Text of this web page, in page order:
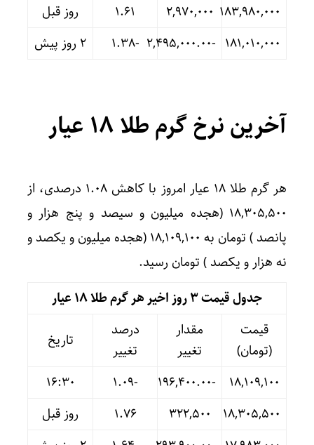
۱۸۳,۹۸۰,۰۰۰ ۲,۹۷۰,۰۰۰ ۱.۶۱
روز قبل
۱۸۱,۰۱۰,۰۰۰ -۲,۴۹۵,۰۰۰.۰۰ -۱.۳۸ ۲ روز پیش
آخرین نرخ گرم طلا ۱۸ عیار
هر گرم طلا ۱۸ عیار امروز با کاهش ۱.۰۸ درصدی، از
۱۸,۳۰۵,۵۰۰ (هجده میلیون و سیصد و پنج هزار و
پانصد ) تومان به ۱۸,۱۰۹,۱۰۰ (هجده میلیون و یکصد و
نه هزار و یکصد ) تومان رسید.
جدول قیمت 3 روز اخیر هر گرم طلا ۱۸ عیار
قیمت
(تومان)
مقدار
تغییر
درصد
تغییر
تاریخ
۱۸,۱۰۹,۱۰۰
-۱۹۶,۴۰۰.۰۰ -۱.۰۹
16:30
۱۸,۳۰۵,۵۰۰
۳۲۲,۵۰۰ ۱.۷۶
روز قبل